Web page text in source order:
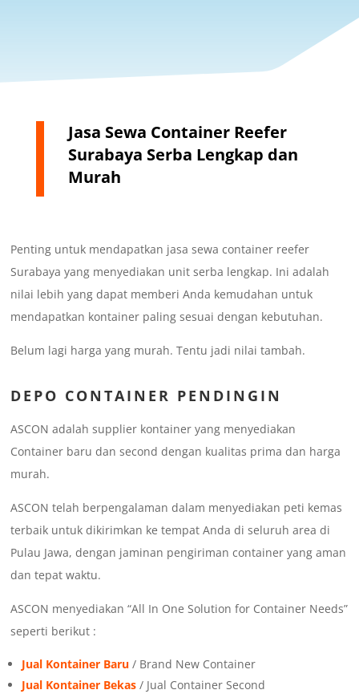
Jasa Sewa Container Reefer
Surabaya Serba Lengkap dan
Murah
Penting untuk mendapatkan jasa sewa container reefer
Surabaya yang menyediakan unit serba lengkap. Ini adalah
nilai lebih yang dapat memberi Anda kemudahan untuk
mendapatkan kontainer paling sesuai dengan kebutuhan.
Belum lagi harga yang murah. Tentu jadi nilai tambah.
DEPO CONTAINER PENDINGIN
ASCON adalah supplier kontainer yang menyediakan
Container baru dan second dengan kualitas prima dan harga
murah.
ASCON telah berpengalaman dalam menyediakan peti kemas
terbaik untuk dikirimkan ke tempat Anda di seluruh area di
Pulau Jawa, dengan jaminan pengiriman container yang aman
dan tepat waktu.
ASCON menyediakan “All In One Solution for Container Needs”
seperti berikut :
Jual Kontainer Baru / Brand New Container
Jual Kontainer Bekas / Jual Container Second